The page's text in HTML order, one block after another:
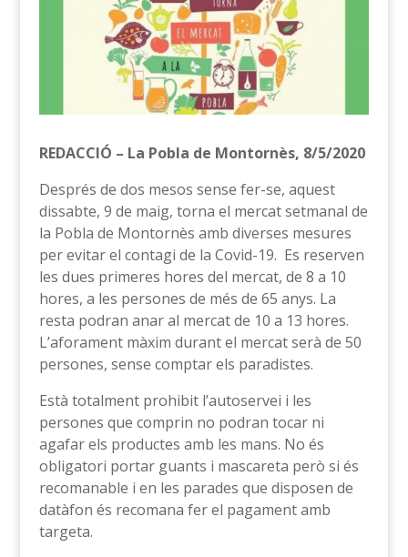
REDACCIÓ – La Pobla de Montornès, 8/5/2020
Després de dos mesos sense fer-se, aquest
dissabte, 9 de maig, torna el mercat setmanal de
la Pobla de Montornès amb diverses mesures
per evitar el contagi de la Covid-19. Es reserven
les dues primeres hores del mercat, de 8 a 10
hores, a les persones de més de 65 anys. La
resta podran anar al mercat de 10 a 13 hores.
L’aforament màxim durant el mercat serà de 50
persones, sense comptar els paradistes.
Està totalment prohibit l’autoservei i les
persones que comprin no podran tocar ni
agafar els productes amb les mans. No és
obligatori portar guants i mascareta però si és
recomanable i en les parades que disposen de
datàfon és recomana fer el pagament amb
targeta.